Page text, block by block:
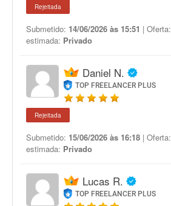
Rejeitada
Submetido: 14/06/2026 às 15:51 | Oferta:
estimada: Privado
Daniel N.
TOP FREELANCER PLUS
Rejeitada
Submetido: 15/06/2026 às 16:18 | Oferta:
estimada: Privado
Lucas R.
TOP FREELANCER PLUS